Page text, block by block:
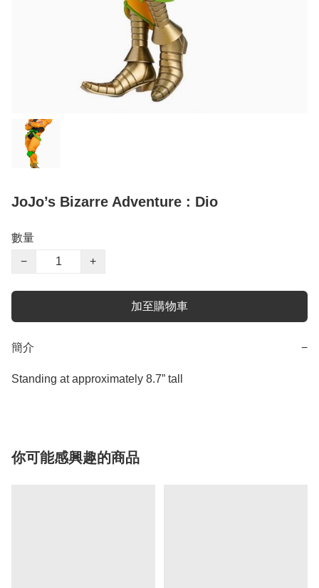
JoJo’s Bizarre Adventure : Dio
數量
−
+
加至購物車
簡介 −
Standing at approximately 8.7” tall
你可能感興趣的商品